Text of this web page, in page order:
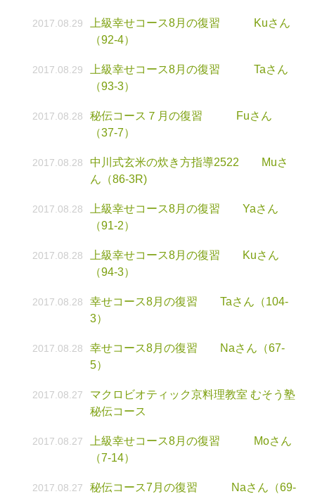
2017.08.29
上級幸せコース8月の復習 Kuさん
（92-4）
2017.08.29
上級幸せコース8月の復習 Taさん
（93-3）
2017.08.28
秘伝コース７月の復習 Fuさん
（37-7）
2017.08.28
中川式玄米の炊き方指導2522 Muさ
ん（86-3R)
2017.08.28
上級幸せコース8月の復習 Yaさん
（91-2）
2017.08.28
上級幸せコース8月の復習 Kuさん
（94-3）
2017.08.28
幸せコース8月の復習 Taさん（104-
3）
2017.08.28
幸せコース8月の復習 Naさん（67-
5）
2017.08.27
マクロビオティック京料理教室 むそう塾
秘伝コース
2017.08.27
上級幸せコース8月の復習 Moさん
（7-14）
2017.08.27
秘伝コース7月の復習 Naさん（69-